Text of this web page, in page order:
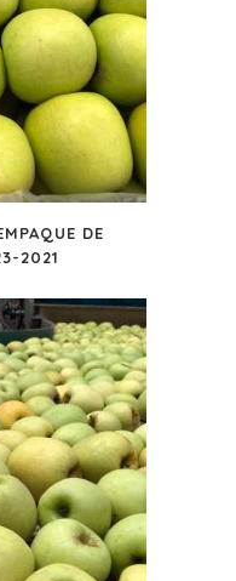
DE
2021